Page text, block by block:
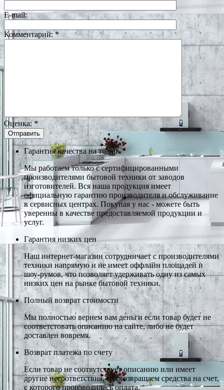
E-mail:
Комментарий:*
Оценка:*
Гарантия качества на товар
Мы работаем только с сертифицированными
производителями бытовой техники от заводов
изготовителей. Вся наша продукция имеет
официальную гарантию производителя и обслуживание
в сервисных центрах. Покупая у нас - можете быть
уверенны в качестве предоставляемой продукции и
услуг.
Гарантия низких цен
Наш интернет-магазин сотрудничает с производителями
техники напрямую и не имеет оффлайн площадей и
шоу-румов, что позволяет удерживать одну из самых
низких цен на рынке бытовой техники.
Полный возврат стоимости
Мы полностью вернем вам деньги если товар будет не
соответстовать описанию на сайте, либо не будет
доставлен вовремя.
Возврат платежа по счету
Если товар не соотвутствует описанию или имеет
другие несоответствия, мы возвращаем средства на счет,
с которого производилась оплата.